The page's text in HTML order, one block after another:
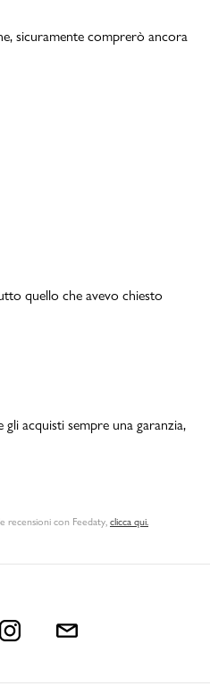
sicuramente comprerò ancora
quello che avevo chiesto
acquisti sempre una garanzia,
recensioni con Feedaty, clicca qui.